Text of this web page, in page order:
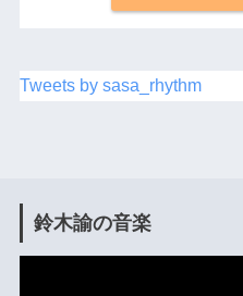
Tweets by sasa_rhythm
鈴木諭の音楽